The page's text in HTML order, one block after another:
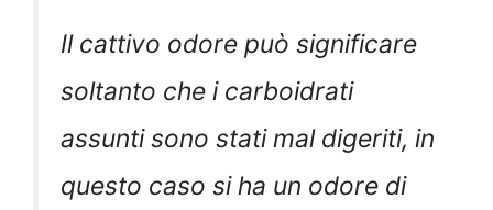
Il cattivo odore può significare
soltanto che i carboidrati
assunti sono stati mal digeriti, in
questo caso si ha un odore di